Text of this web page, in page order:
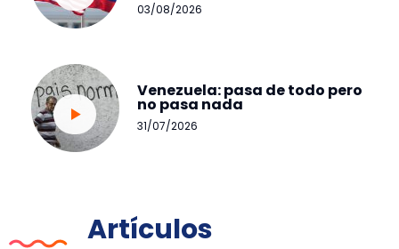
03/08/2026
Venezuela: pasa de todo pero
no pasa nada
31/07/2026
Artículos